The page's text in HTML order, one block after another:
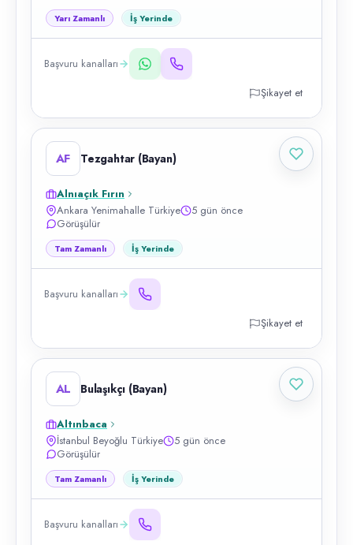
Yarı Zamanlı İş Yerinde
Başvuru kanalları
Şikayet et
AF Tezgahtar (Bayan)
Alnıaçık Fırın
Ankara Yenimahalle Türkiye
5 gün önce
Görüşülür
Tam Zamanlı İş Yerinde
Başvuru kanalları
Şikayet et
AL Bulaşıkçı (Bayan)
Altınbaca
İstanbul Beyoğlu Türkiye
5 gün önce
Görüşülür
Tam Zamanlı İş Yerinde
Başvuru kanalları